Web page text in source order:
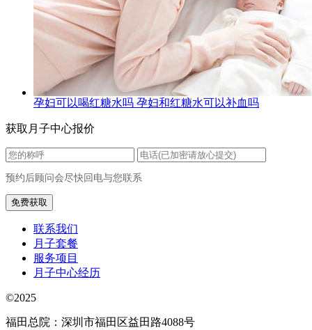
孕妇可以喝红糖水吗 孕妇和红糖水可以补血吗
获取月子中心报价
预约后顾问会尽快回电与您联系
联系我们
月子套餐
服务项目
月子中心经历
©2025
福田总院：深圳市福田区益田路4088号